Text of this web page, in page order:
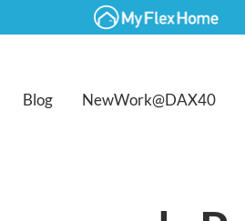
Blog NewWork@DAX40